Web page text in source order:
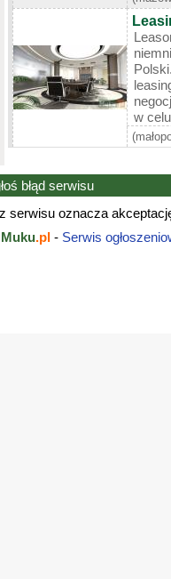
w
błąd serwisu
serwisu oznacza
Muku.pl- Serwis